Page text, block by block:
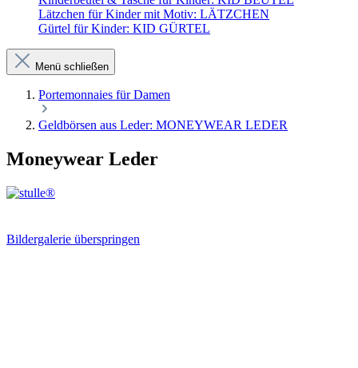
Lätzchen für Kinder mit Motiv: LÄTZCHEN
Gürtel für Kinder: KID GÜRTEL
Menü schließen
Portemonnaies für Damen
Geldbörsen aus Leder: MONEYWEAR LEDER
Moneywear Leder
Bildergalerie überspringen